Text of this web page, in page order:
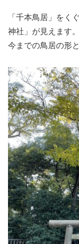
「千本鳥居」をく
神社」が見えます。
今までの鳥居の形